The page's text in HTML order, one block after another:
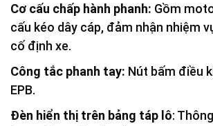
Cơ cấu chấp hành phanh: Gồm
cấu kéo dây cáp, đảm nhận nhiệm
cố định xe.
Công tắc phanh tay: Nút bấm điều
EPB.
Đèn hiển thị trên bảng táp lô: